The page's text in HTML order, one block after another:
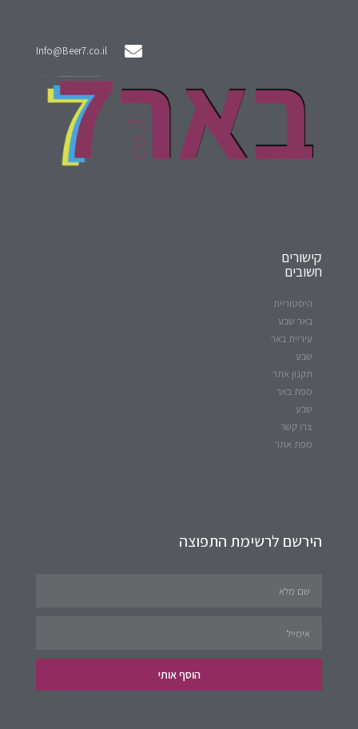
Info@Beer7.co.il
קישורים
חשובים
היסטוריית
באר שבע
עיריית באר
שבע
תקנון אתר
מפת באר
שבע
צרו קשר
מפת אתר
הירשם לרשימת התפוצה
הוסף אותי